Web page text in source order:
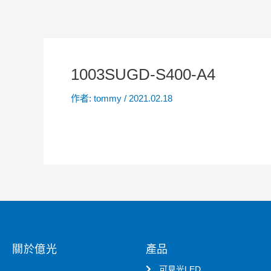
1003SUGD-S400-A4
作者: tommy / 2021.02.18
關於億光 產品